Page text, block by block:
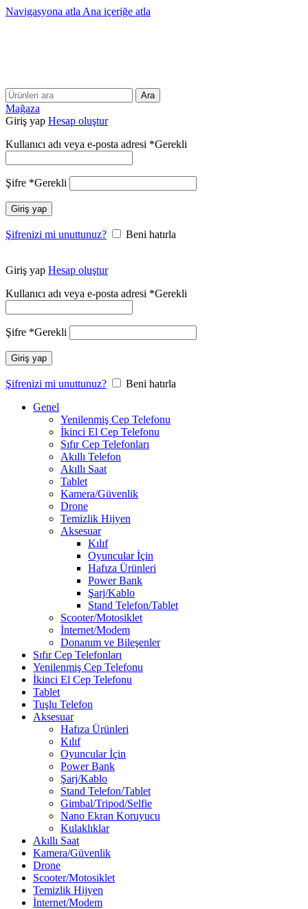
Navigasyona atla Ana içeriğe atla
Ara
Mağaza
Giriş yap Hesap oluştur
Kullanıcı adı veya e-posta adresi *Gerekli
Şifre *Gerekli
Giriş yap
Şifrenizi mi unuttunuz? Beni hatırla
Giriş yap Hesap oluştur
Kullanıcı adı veya e-posta adresi *Gerekli
Şifre *Gerekli
Giriş yap
Şifrenizi mi unuttunuz?
Beni hatırla
Genel
Yenilenmiş Cep Telefonu
İkinci El Cep Telefonu
Sıfır Cep Telefonları
Akıllı Telefon
Akıllı Saat
Tablet
Kamera/Güvenlik
Drone
Temizlik Hijyen
Aksesuar
Kılıf
Oyuncular İçin
Hafıza Ürünleri
Power Bank
Şarj/Kablo
Stand Telefon/Tablet
Scooter/Motosiklet
İnternet/Modem
Donanım ve Bileşenler
Sıfır Cep Telefonları
Yenilenmiş Cep Telefonu
İkinci El Cep Telefonu
Tablet
Tuşlu Telefon
Aksesuar
Hafıza Ürünleri
Kılıf
Oyuncular İçin
Power Bank
Şarj/Kablo
Stand Telefon/Tablet
Gimbal/Tripod/Selfie
Nano Ekran Koruyucu
Kulaklıklar
Akıllı Saat
Kamera/Güvenlik
Drone
Scooter/Motosiklet
Temizlik Hijyen
İnternet/Modem